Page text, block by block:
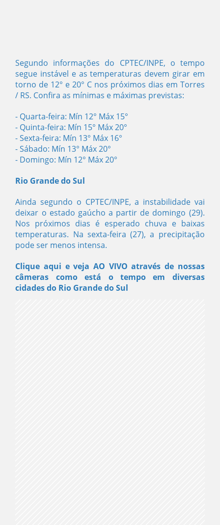
Segundo informações do CPTEC/INPE, o tempo
segue instável e as temperaturas devem girar em
torno de 12° e 20° C nos próximos dias em Torres
/ RS. Confira as mínimas e máximas previstas:
- Quarta-feira: Mín 12° Máx 15°
- Quinta-feira: Mín 15° Máx 20°
- Sexta-feira: Mín 13° Máx 16°
- Sábado: Mín 13° Máx 20°
- Domingo: Mín 12° Máx 20°
Rio Grande do Sul
Ainda segundo o CPTEC/INPE, a instabilidade vai
deixar o estado gaúcho a partir de domingo (29).
Nos próximos dias é esperado chuva e baixas
temperaturas. Na sexta-feira (27), a precipitação
pode ser menos intensa.
Clique aqui e veja AO VIVO através de nossas
câmeras como está o tempo em diversas
cidades do Rio Grande do Sul